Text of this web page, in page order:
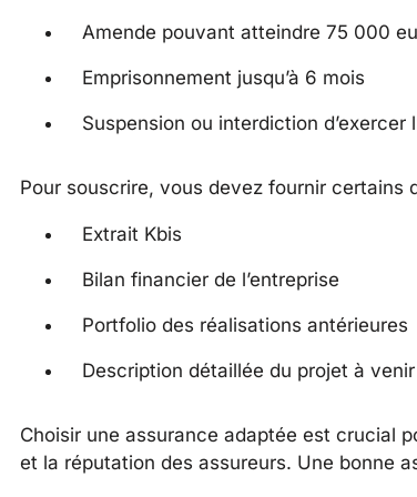
Amende pouvant atteindre 75 000
Emprisonnement jusqu’à 6 mois
Suspension ou interdiction d’exercer
Pour souscrire, vous devez fournir certains
Extrait Kbis
Bilan financier de l’entreprise
Portfolio des réalisations antérieures
Description détaillée du projet à venir
Choisir une assurance adaptée est crucial
et la réputation des assureurs. Une bonne